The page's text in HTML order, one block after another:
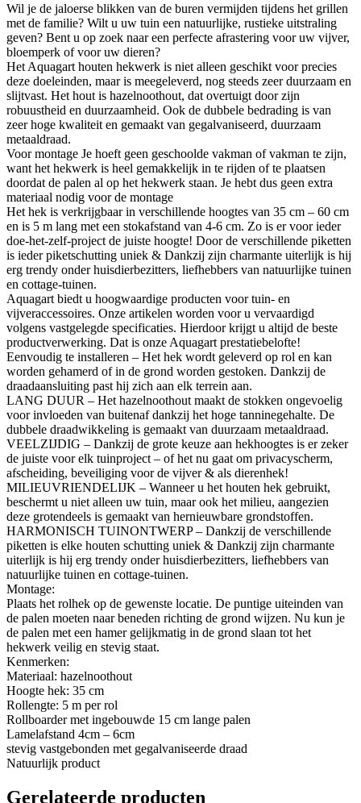
Wil je de jaloerse blikken van de buren vermijden tijdens het grillen
met de familie? Wilt u uw tuin een natuurlijke, rustieke uitstraling
geven? Bent u op zoek naar een perfecte afrastering voor uw vijver,
bloemperk of voor uw dieren?
Het Aquagart houten hekwerk is niet alleen geschikt voor precies
deze doeleinden, maar is meegeleverd, nog steeds zeer duurzaam en
slijtvast. Het hout is hazelnoothout, dat overtuigt door zijn
robuustheid en duurzaamheid. Ook de dubbele bedrading is van
zeer hoge kwaliteit en gemaakt van gegalvaniseerd, duurzaam
metaaldraad.
Voor montage Je hoeft geen geschoolde vakman of vakman te zijn,
want het hekwerk is heel gemakkelijk in te rijden of te plaatsen
doordat de palen al op het hekwerk staan. Je hebt dus geen extra
materiaal nodig voor de montage
Het hek is verkrijgbaar in verschillende hoogtes van 35 cm – 60 cm
en is 5 m lang met een stokafstand van 4-6 cm. Zo is er voor ieder
doe-het-zelf-project de juiste hoogte! Door de verschillende piketten
is ieder piketschutting uniek & Dankzij zijn charmante uiterlijk is hij
erg trendy onder huisdierbezitters, liefhebbers van natuurlijke tuinen
en cottage-tuinen.
Aquagart biedt u hoogwaardige producten voor tuin- en
vijveraccessoires. Onze artikelen worden voor u vervaardigd
volgens vastgelegde specificaties. Hierdoor krijgt u altijd de beste
productverwerking. Dat is onze Aquagart prestatiebelofte!
Eenvoudig te installeren – Het hek wordt geleverd op rol en kan
worden gehamerd of in de grond worden gestoken. Dankzij de
draadaansluiting past hij zich aan elk terrein aan.
LANG DUUR – Het hazelnoothout maakt de stokken ongevoelig
voor invloeden van buitenaf dankzij het hoge tanninegehalte. De
dubbele draadwikkeling is gemaakt van duurzaam metaaldraad.
VEELZIJDIG – Dankzij de grote keuze aan hekhoogtes is er zeker
de juiste voor elk tuinproject – of het nu gaat om privacyscherm,
afscheiding, beveiliging voor de vijver & als dierenhek!
MILIEUVRIENDELIJK – Wanneer u het houten hek gebruikt,
beschermt u niet alleen uw tuin, maar ook het milieu, aangezien
deze grotendeels is gemaakt van hernieuwbare grondstoffen.
HARMONISCH TUINONTWERP – Dankzij de verschillende
piketten is elke houten schutting uniek & Dankzij zijn charmante
uiterlijk is hij erg trendy onder huisdierbezitters, liefhebbers van
natuurlijke tuinen en cottage-tuinen.
Montage:
Plaats het rolhek op de gewenste locatie. De puntige uiteinden van
de palen moeten naar beneden richting de grond wijzen. Nu kun je
de palen met een hamer gelijkmatig in de grond slaan tot het
hekwerk veilig en stevig staat.
Kenmerken:
Materiaal: hazelnoothout
Hoogte hek: 35 cm
Rollengte: 5 m per rol
Rollboarder met ingebouwde 15 cm lange palen
Lamelafstand 4cm – 6cm
stevig vastgebonden met gegalvaniseerde draad
Natuurlijk product
Gerelateerde producten